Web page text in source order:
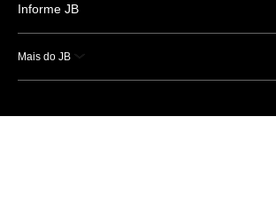
Informe JB
Mais do JB
Esportes